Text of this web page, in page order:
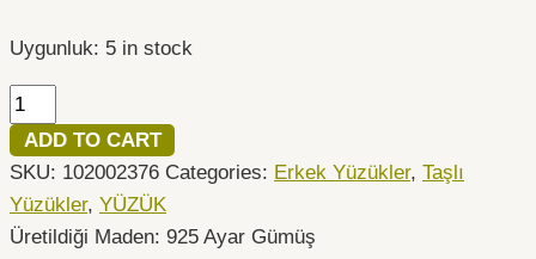
Uygunluk: 5 in stock
ADD TO CART
SKU: 102002376 Categories: Erkek Yüzükler, Taşlı
Yüzükler, YÜZÜK
Üretildiği Maden: 925 Ayar Gümüş